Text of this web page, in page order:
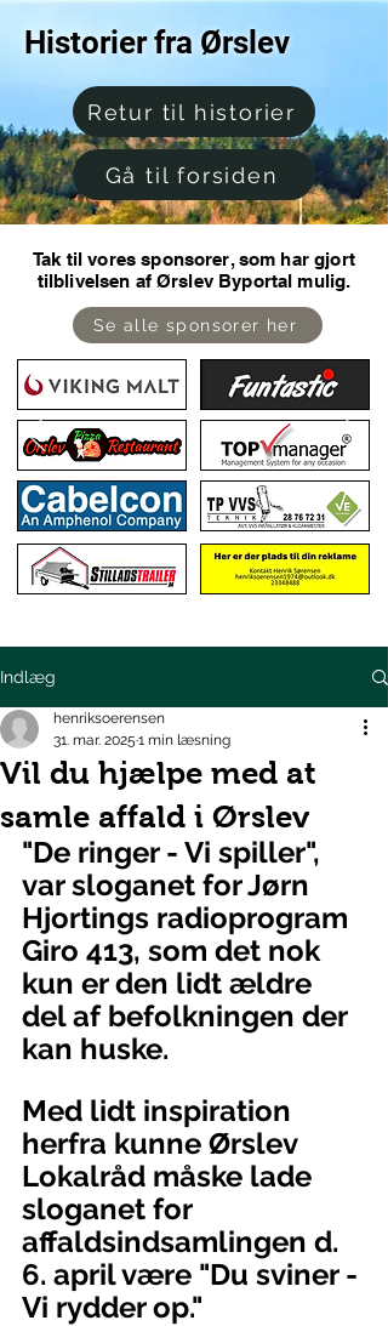
Historier fra Ørslev
Retur til historier
Gå til forsiden
Tak til vores sponsorer, som har gjort
tilblivelsen af Ørslev Byportal mulig.
Se alle sponsorer her
Indlæg
Vil du hjælpe med at
samle affald i Ørslev
henriksoerensen
31. mar. 2025 1 min læsning
"De ringer - Vi spiller",
var sloganet for Jørn
Hjortings radioprogram
Giro 413, som det nok
kun er den lidt ældre
del af befolkningen der
kan huske.
Med lidt inspiration
herfra kunne Ørslev
Lokalråd måske lade
sloganet for
affaldsindsamlingen d.
6. april være "Du sviner -
Vi rydder op."